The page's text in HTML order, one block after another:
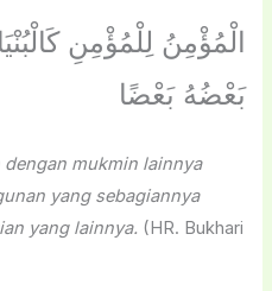
الْمُؤْمِنُ لِلْمُؤْمِنِ
بَعْضُهُ بَعْضًا
dengan mukmin lainnya
yang sebagiannya
yang lainnya. (HR. Bukhari